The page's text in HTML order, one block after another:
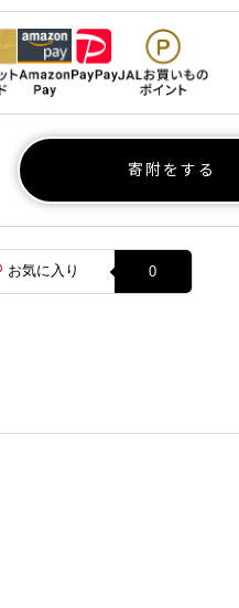
寄附をする
お気に入り 0